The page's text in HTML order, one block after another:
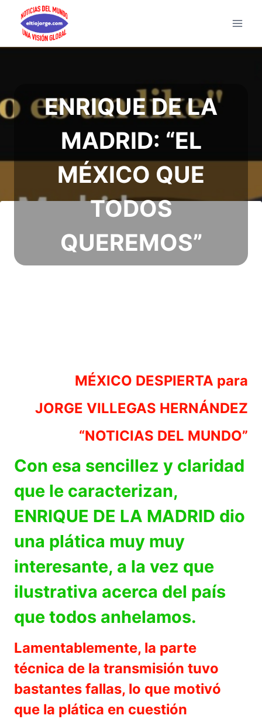
Saltar
contenido
ENRIQUE DE LA
MADRID: “EL
MÉXICO QUE
TODOS
QUEREMOS”
MÉXICO DESPIERTA para
JORGE VILLEGAS HERNÁNDEZ
“NOTICIAS DEL MUNDO”
Con esa sencillez y claridad
que le caracterizan,
ENRIQUE DE LA MADRID dio
una plática muy muy
interesante, a la vez que
ilustrativa acerca del país
que todos anhelamos.
Lamentablemente, la parte
técnica de la transmisión tuvo
bastantes fallas, lo que motivó
que la plática en cuestión